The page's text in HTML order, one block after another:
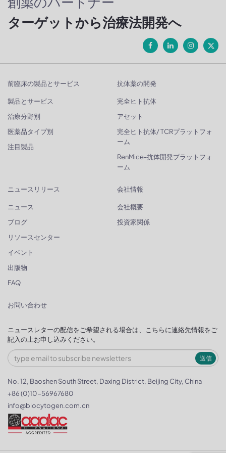
ターゲットから治療法開発へ
前臨床の製品とサービス
製品とサービス
治療分野別
医薬品タイプ別
注目製品
抗体薬の開発
完全ヒト抗体
アセット
完全ヒト抗体/ TCRプラットフォ
ーム
RenMice-抗体開発プラットフォ
ーム
ニュースリリース
ニュース
ブログ
リソースセンター
イベント
出版物
FAQ
会社情報
会社概要
投資家関係
お問い合わせ
ニュースレターの配信をご希望される場合は、こちらに連絡先情報をご
記入の上お申し込みください。
送信
No. 12, Baoshen South Street, Daxing District, Beijing City, China
+86 (0)10-56967680
info@biocytogen.com.cn